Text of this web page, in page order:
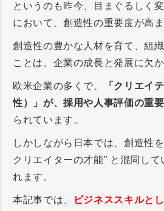
というのも昨今、目まぐるしく
において、創造性の重要度が高ま
創造性の豊かな人材を育て、組
ことは、企業の成長と発展に欠か
欧米企業の多くで、
「クリエイ
性）」が、採用や人事評価の重
られています。
しかしながら日本では、創造性
クリエイターの才能” と混同し
れます。
本記事では、
ビジネススキルと